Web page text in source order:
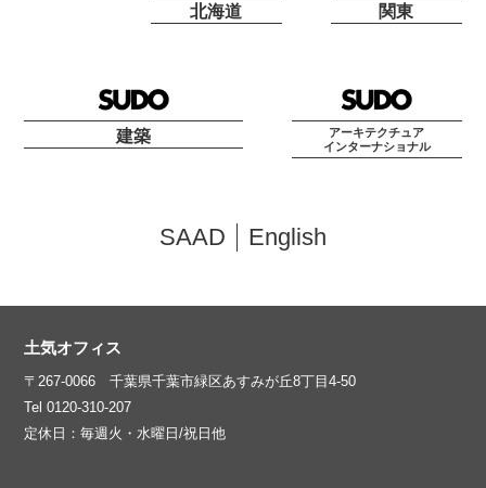
北海道 関東
建築
アーキテクチュア
インターナショナル
SAAD English
土気オフィス
〒267-0066 千葉県千葉市緑区あすみが丘8丁目4-50
Tel 0120-310-207
定休日：毎週火・水曜日/祝日他